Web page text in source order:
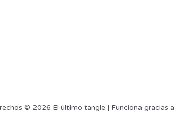
© 2026 El último tangle | Funciona gracias a